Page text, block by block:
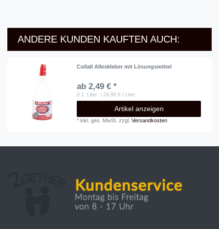
ANDERE KUNDEN KAUFTEN AUCH:
Collall Alleskleber mit Lösungsmittel
ab 2,49 € *
0.1 Liter | 24,90 € / Liter
Artikel anzeigen
*inkl. ges. MwSt. zzgl.Versandkosten